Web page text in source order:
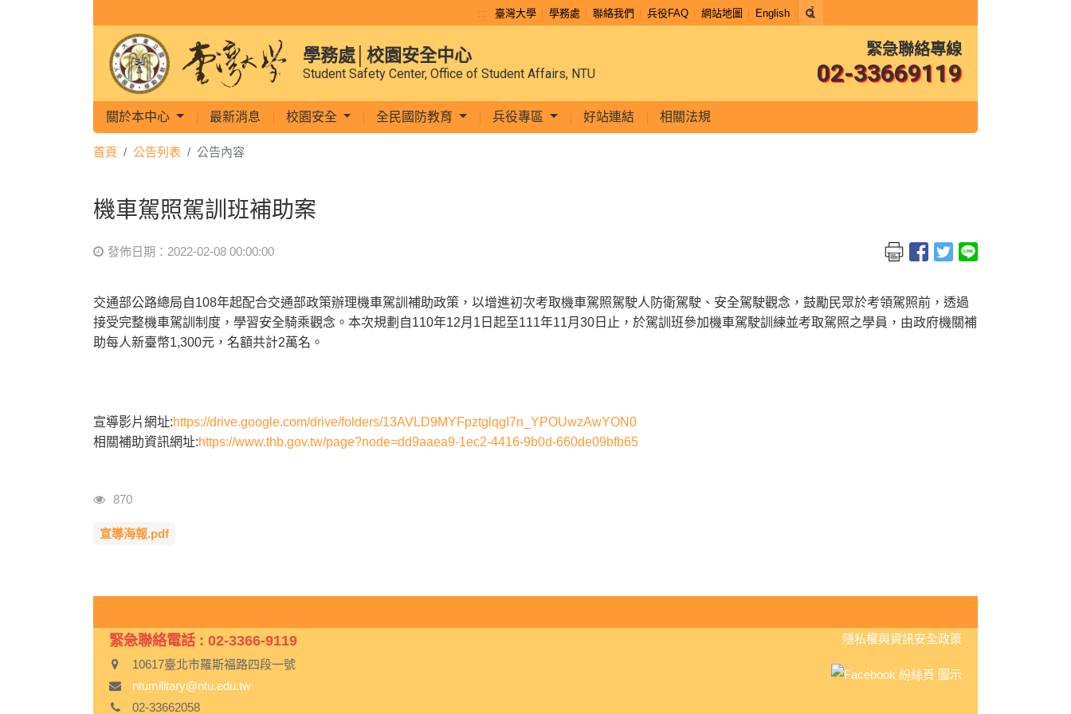
::: 臺灣大學 學務處 聯絡我們 兵役FAQ 網站地圖 English
學務處│校園安全中心
Student Safety Center, Office of Student Affairs, NTU
緊急聯絡專線
02-33669119
關於本中心 最新消息 校園安全 全民國防教育 兵役專區 好站連結 相關法規
首頁 公告列表 公告內容
機車駕照駕訓班補助案
發佈日期：2022-02-08 00:00:00
交通部公路總局自108年起配合交通部政策辦理機車駕訓補助政策，以增進初次考取機車駕照駕駛人防衛駕駛、安全駕駛觀念，鼓勵民眾於考領駕照前，透過
接受完整機車駕訓制度，學習安全騎乘觀念。本次規劃自110年12月1日起至111年11月30日止，於駕訓班參加機車駕駛訓練並考取駕照之學員，由政府機關補
助每人新臺幣1,300元，名額共計2萬名。
宣導影片網址:https://drive.google.com/drive/folders/13AVLD9MYFpztglqgI7n_YPOUwzAwYON0
相關補助資訊網址:https://www.thb.gov.tw/page?node=dd9aaea9-1ec2-4416-9b0d-660de09bfb65
瀏覽人次
870
宣導海報.pdf
:::
隱私權與資訊安全政策
緊急聯絡電話 : 02-3366-9119
10617臺北市羅斯福路四段一號
ntumilitary@ntu.edu.tw
02-33662058